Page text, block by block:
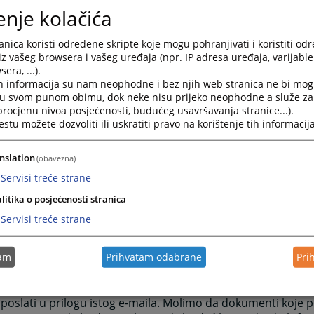
pošaljete pritužbu preporučujemo da se detaljno
pritužbe. Više informacija možete pronaći na
Vas, ukoliko je moguće, da uključite što više informacija.
uložene pritužbe.
popunjenog formulara za ulaganje pritužbe
treba sadržavati sve važne informacije, uključujući
čitkim kopijama pisama, ugovora, sudskih odluka ili
na Vašu tvrdnju/tvrdnje potrebno je da ih priložite
odlučite da pošaljete dokumente poštom, molimo da ne
dokumente Uredu, jer Vam ne možemo vratiti
samo kopije dokumenata, koje ne moraju biti
ukoliko originalni dokumenti budu potrebni. Molimo
i sve dodatne informacije ili kopije dokumenata do
doći u posjed, a od značaja su za Vašu pritužbu.
možete poslati koristeći formular u prilogu, na e-
. Sve dodatne dokumente koje želite
u prilogu istog e-maila. Molimo da dokumenti koje
kolačića
koristi određene skripte koje mogu pohranjivati i koristiti
vašeg browsera i vašeg uređaja (npr. IP adresa uređaja,
...).
informacija su nam neophodne i bez njih web stranica ne bi
svom punom obimu, dok neke nisu prijeko neophodne a služe
nivoa posjećenosti, budućeg usavršavanja stranice...).
možete dozvoliti ili uskratiti pravo na korištenje tih
(obavezna)
Servisi treće strane
o posjećenosti stranica
Servisi treće strane
Prihvatam odabrane